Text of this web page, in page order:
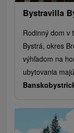
Bystravilla
Rodinný dom v
Bystrá, okres
výhľadom na
ubytovania